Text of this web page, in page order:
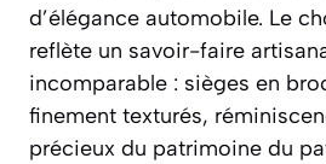
d’élégance automobile. Le
reflète un savoir-faire
incomparable : sièges en
finement texturés,
précieux du patrimoine du